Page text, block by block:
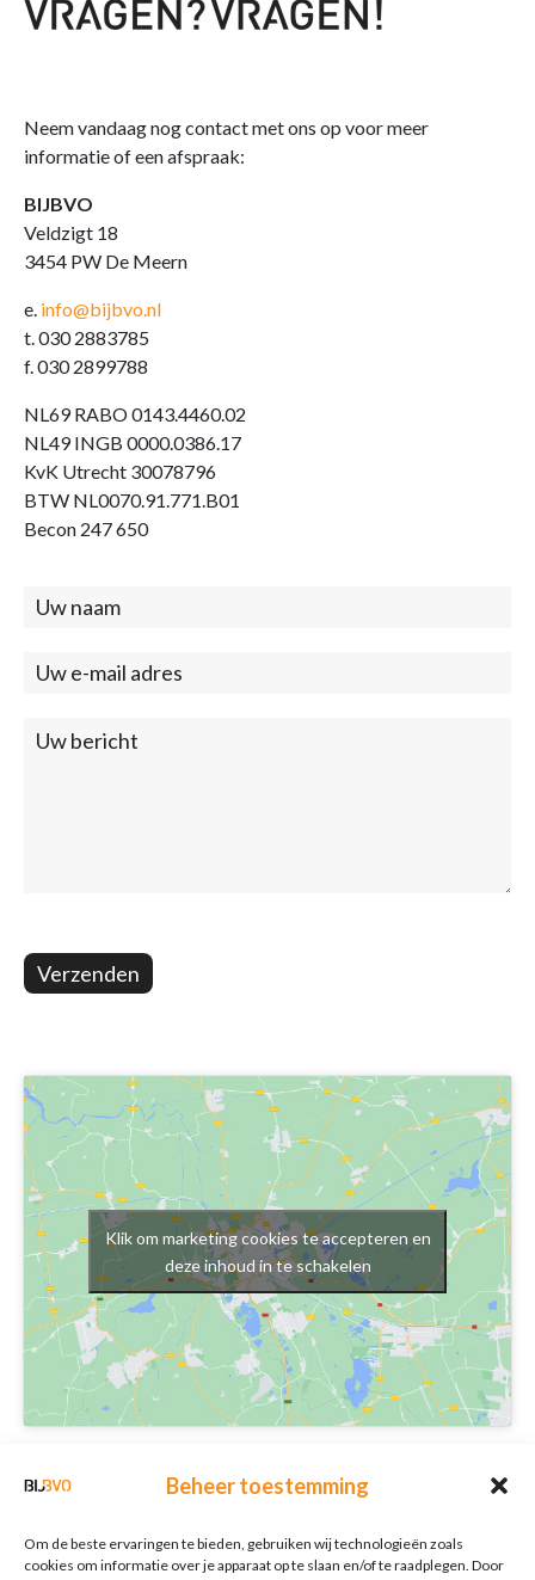
Beheer toestemming
Om de beste ervaringen te bieden, gebruiken wij technologieën zoals
cookies om informatie over je apparaat op te slaan en/of te raadplegen. Door
Neem vandaag nog contact met ons op voor meer
informatie of een afspraak:
BIJBVO
Veldzigt 18
3454 PW De Meern
e. info@bijbvo.nl
t. 030 2883785
f. 030 2899788
NL69 RABO 0143.4460.02
NL49 INGB 0000.0386.17
KvK Utrecht 30078796
BTW NL0070.91.771.B01
Becon 247 650
Contact
Verzenden
Klik om marketing cookies te accepteren en
deze inhoud in te schakelen